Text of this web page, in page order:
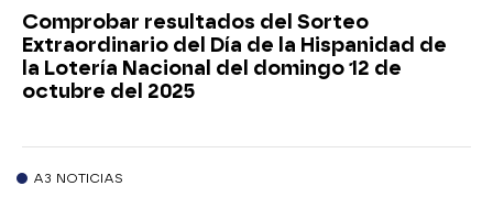
Comprobar resultados del Sorteo
Extraordinario del Día de la Hispanidad de
la Lotería Nacional del domingo 12 de
octubre del 2025
A3 NOTICIAS